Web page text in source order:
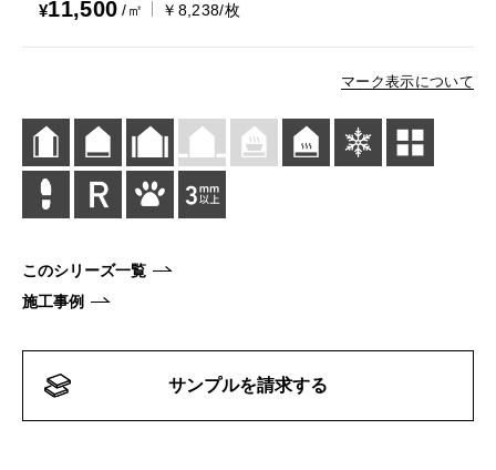
¥11,500 /㎡ ￥8,238/枚
マーク表示について
このシリーズ一覧
施工事例
サンプルを請求する